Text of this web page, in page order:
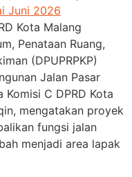
Kota Malang
Penataan Ruang,
(DPUPRPKP)
Jalan Pasar
C DPRD Kota
mengatakan proyek
fungsi jalan
menjadi area lapak